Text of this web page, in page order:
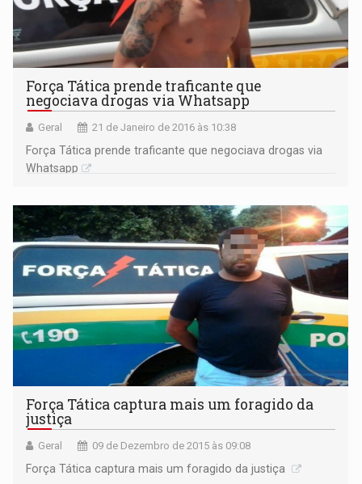
Força Tática prende traficante que
negociava drogas via Whatsapp
Geral 21 de Janeiro de 2016 às 10:38
Força Tática prende traficante que negociava drogas via
Whatsapp
Força Tática captura mais um foragido da
justiça
Geral 09 de Dezembro de 2015 às 09:08
Força Tática captura mais um foragido da justiça